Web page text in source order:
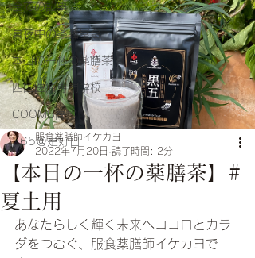
全ての記事
真夜中の薬膳屋台
本日の一杯の薬膳茶
四国医療専門学校
COOMB高松
365＠是好日
【本日の一杯の薬膳茶】#
夏土用
服食薬膳師イケカヨ
2022年7月20日 読了時間: 2分
あなたらしく輝く未来へココロとカラ
ダをつむぐ、服食薬膳師イケカヨで